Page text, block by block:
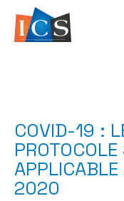
COVID-19 :
PROTOCOLE
APPLICABLE
2020